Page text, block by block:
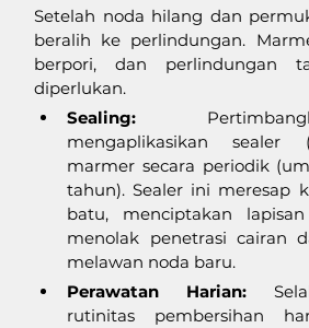
Setelah noda hilang dan
beralih ke perlindungan.
berpori, dan perlindungan
diperlukan.
Sealing:
mengaplikasikan sealer
marmer secara periodik
tahun). Sealer ini meresap
batu, menciptakan
menolak penetrasi cairan
melawan noda baru.
Perawatan Harian:
rutinitas pembersihan